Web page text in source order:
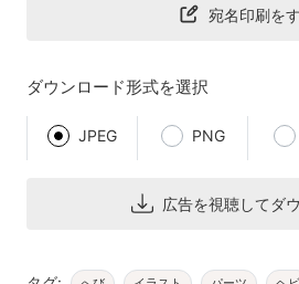
宛名印刷を
ダウンロード形式を選択
JPEG PNG
広告を視聴してダ